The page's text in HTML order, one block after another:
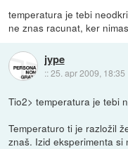
temperatura je tebi
ne znas racunat, ker
jype
::25. apr 2009, 18:35
Tio2> temperatura je tebi
Temperaturo ti je razložil
znaš. Izid eksperimenta si